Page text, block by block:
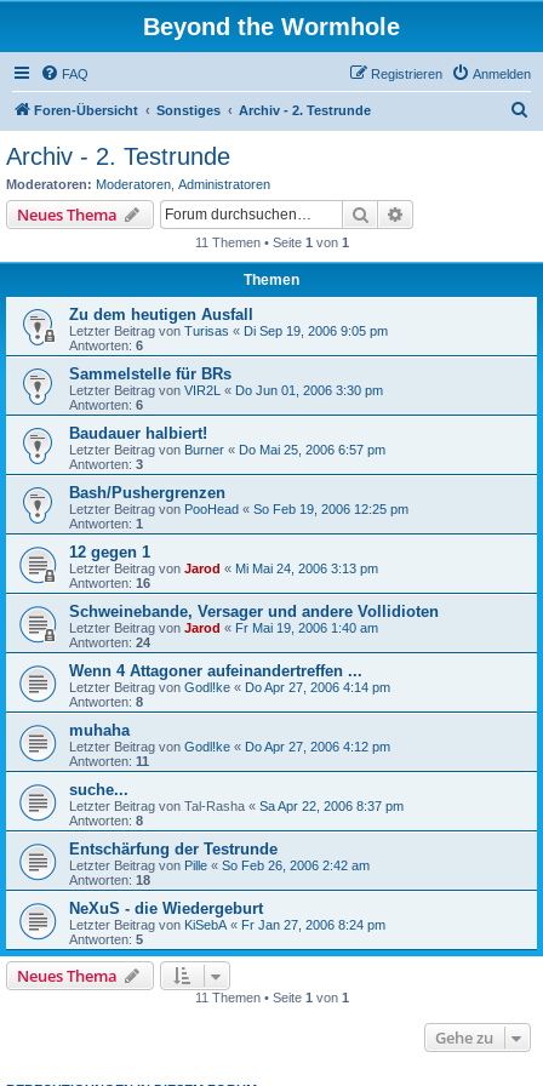
Beyond the Wormhole
FAQ Anmelden
Registrieren
Foren-Übersicht Sonstiges Archiv - 2. Testrunde
Archiv - 2. Testrunde
Moderatoren: Moderatoren Administratoren
Neues Thema Suche
11 Themen • Seite 1 von 1
Themen
Zu dem heutigen Ausfall
Letzter Beitrag von Turisas « Di Sep 19, 2006 9:05 pm
Antworten: 6
Sammelstelle für BRs
Letzter Beitrag von VIR2L « Do Jun 01, 2006 3:30 pm
Antworten: 6
Baudauer halbiert!
Letzter Beitrag von Burner « Do Mai 25, 2006 6:57 pm
Antworten: 3
Bash/Pushergrenzen
Letzter Beitrag von PooHead « So Feb 19, 2006 12:25 pm
Antworten: 1
12 gegen 1
Letzter Beitrag von Jarod « Mi Mai 24, 2006 3:13 pm
Antworten: 16
Schweinebande, Versager und andere Vollidioten
Letzter Beitrag von Jarod « Fr Mai 19, 2006 1:40 am
Antworten: 24
Wenn 4 Attagoner aufeinandertreffen ...
Letzter Beitrag von Godl!ke « Do Apr 27, 2006 4:14 pm
Antworten: 8
muhaha
Letzter Beitrag von Godl!ke « Do Apr 27, 2006 4:12 pm
Antworten: 11
suche...
Letzter Beitrag von Tal-Rasha « Sa Apr 22, 2006 8:37 pm
Antworten: 8
Entschärfung der Testrunde
Letzter Beitrag von Pille « So Feb 26, 2006 2:42 am
Antworten: 18
NeXuS - die Wiedergeburt
Letzter Beitrag von KiSebA « Fr Jan 27, 2006 8:24 pm
Antworten: 5
Neues Thema
11 Themen • Seite 1 von 1
Gehe zu